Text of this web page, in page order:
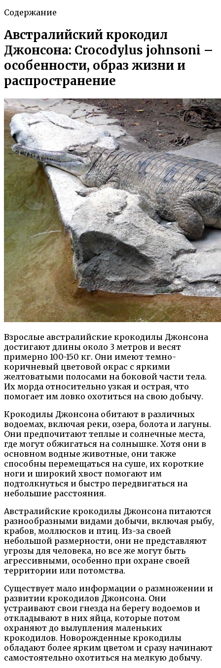
Содержание
Австралийский крокодил
Джонсона: Crocodylus johnsoni –
особенности, образ жизни и
распространение
Взрослые австралийские крокодилы Джонсона
достигают длины около 3 метров и весят
примерно 100-150 кг. Они имеют темно-
коричневый цветовой окрас с яркими
желтоватыми полосами на боковой части тела.
Их морда относительно узкая и острая, что
помогает им ловко охотиться на свою добычу.
Крокодилы Джонсона обитают в различных
водоемах, включая реки, озера, болота и лагуны.
Они предпочитают теплые и солнечные места,
где могут обжигаться на солнышке. Хотя они в
основном водные животные, они также
способны перемещаться на суше, их короткие
ноги и широкий хвост помогают им
подтолкнуться и быстро передвигаться на
небольшие расстояния.
Австралийские крокодилы Джонсона питаются
разнообразными видами добычи, включая рыбу,
крабов, моллюсков и птиц. Из-за своей
небольшой размерности, они не представляют
угрозы для человека, но все же могут быть
агрессивными, особенно при охране своей
территории или потомства.
Существует мало информации о размножении и
развитии крокодилов Джонсона. Они
устраивают свои гнезда на берегу водоемов и
откладывают в них яйца, которые потом
охраняют до вылупления маленьких
крокодилов. Новорожденные крокодилы
обладают более ярким цветом и сразу начинают
самостоятельно охотиться на мелкую добычу.